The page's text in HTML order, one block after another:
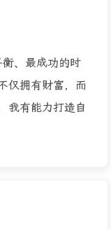
、最成功的时
仅拥有财富，而
我有能力打造自